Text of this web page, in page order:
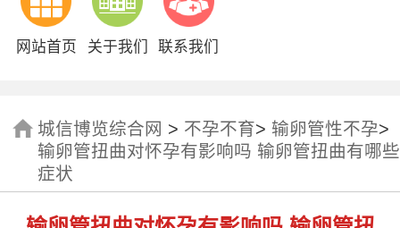
网站首页 关于我们 联系我们
城信博览综合网 > 不孕不育> 输卵管性不孕>
输卵管扭曲对怀孕有影响吗 输卵管扭曲有哪些
症状